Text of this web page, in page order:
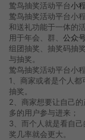
鸷鸟抽奖活动平台小
鸷鸟抽奖活动平台小
和送礼功能于一体的
用于年会、群、 公众号
组团抽奖、抽奖码抽
与抽奖。
鸷鸟抽奖活动平台小
1、商家或者是个人
抽奖。
2、商家想要让自己
多的用户参与进来；
3、而个人就是看自
奖几率就会更大。